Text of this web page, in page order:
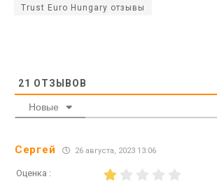
Trust Euro Hungary отзывы
21 ОТЗЫВОВ
Новые
Сергей 26 августа, 2023 13:06
Оценка :